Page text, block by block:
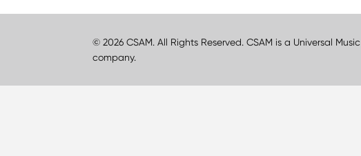
© 2026 CSAM. All Rights Reserved. CSAM is a Universal Music
company.